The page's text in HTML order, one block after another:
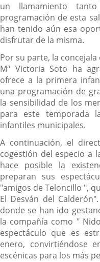
un llamamiento
programación de esta
han tenido aún esa
disfrutar de la misma.
Por su parte, la
Mª Victoria Soto ha
ofrece a la primera
una programación de
la sensibilidad de los
para este temporada
infantiles municipales.
A continuación, el
cogestión del especio a
hace posible la
preparan sus
"amigos de Teloncillo ",
El Desván del
donde se han ido
la compañía como "
espectáculo que es
enero, convirtiéndose
escénicas para los más